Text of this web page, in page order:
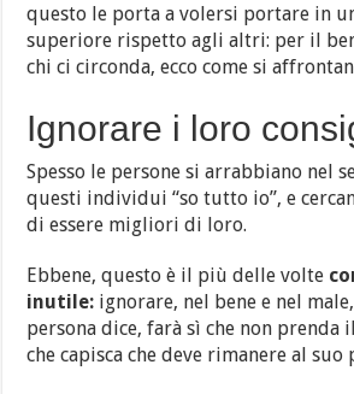
questo le porta a volersi portare in
superiore rispetto agli altri: per il
chi ci circonda, ecco come si
Ignorare i loro
Spesso le persone si arrabbiano nel
questi individui “so tutto io”, e
di essere migliori di loro.
Ebbene, questo è il più delle volte
inutile: ignorare, nel bene e nel
persona dice, farà sì che non prenda
che capisca che deve rimanere al suo